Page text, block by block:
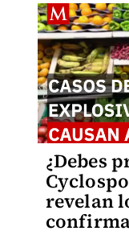
¿Debes
revelan